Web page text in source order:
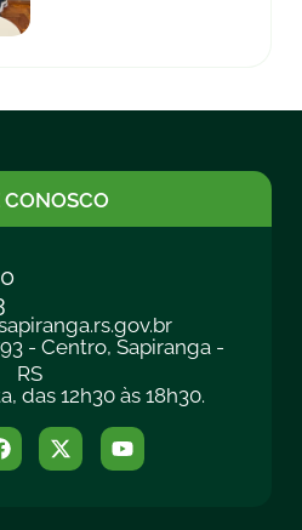
CONOSCO
- Centro, Sapiranga -
RS
das 12h30 às 18h30.